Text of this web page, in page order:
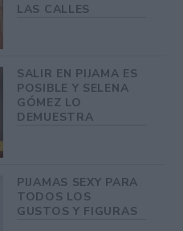
LAS CALLES
SALIR EN PIJAMA ES
POSIBLE Y SELENA
GÓMEZ LO
DEMUESTRA
PIJAMAS SEXY PARA
TODOS LOS
GUSTOS Y FIGURAS